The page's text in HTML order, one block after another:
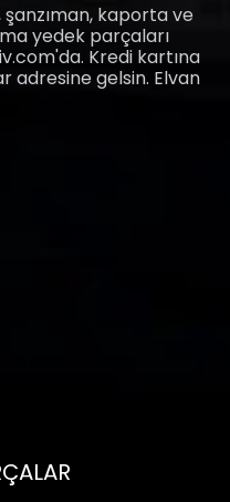
kaporta ve
yedek parçaları
Kredi kartına
adresine gelsin. Elvan